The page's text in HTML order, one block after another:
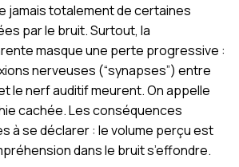
jamais totalement de certaines
par le bruit. Surtout, la
masque une perte progressive :
nerveuses (“synapses”) entre
le nerf auditif meurent. On appelle
cachée. Les conséquences
à se déclarer : le volume perçu est
dans le bruit s’effondre.